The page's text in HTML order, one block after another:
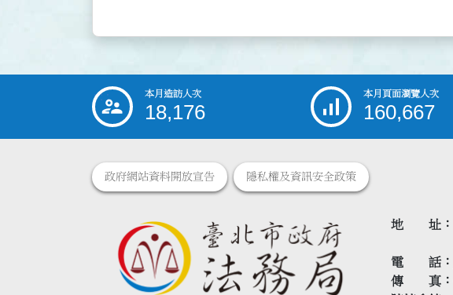
::: 本月造訪人次
18,176
本月頁面瀏覽人次
160,667
政府網站資料開放宣告 隱私權及資訊安全政策
地 址
電 話
傳 真